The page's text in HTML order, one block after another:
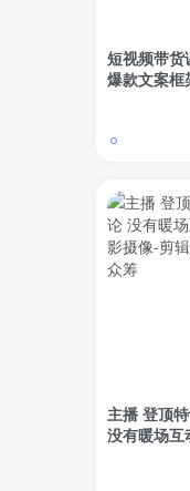
短视频带货
爆款文案框
主播 登顶
没有暖场